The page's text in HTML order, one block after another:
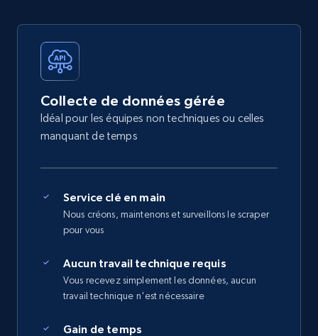
Collecte de données gérée
Idéal pour les équipes non techniques ou celles
manquant de temps
Service clé en main
Nous créons, maintenons et surveillons le scraper
pour vous
Aucun travail technique requis
Vous recevez simplement les données, aucun
travail technique n'est nécessaire
Gain de temps